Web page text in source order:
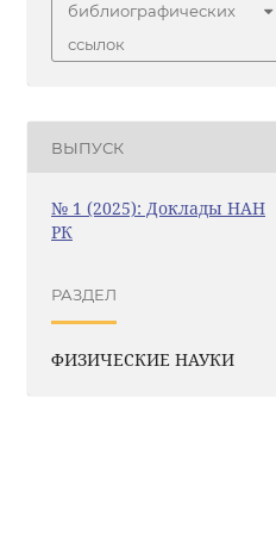
библиографических
ссылок
ВЫПУСК
№ 1 (2025): Доклады НАН
РК
РАЗДЕЛ
ФИЗИЧЕСКИЕ НАУКИ